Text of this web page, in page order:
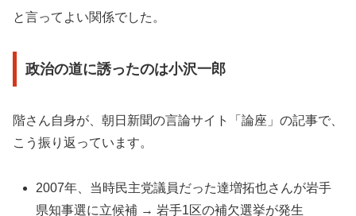
と言ってよい関係でした。
政治の道に誘ったのは小沢一郎
階さん自身が、朝日新聞の言論サイト「論座」の記事で、
こう振り返っています。
2007年、当時民主党議員だった達増拓也さんが岩手
県知事選に立候補 → 岩手1区の補欠選挙が発生